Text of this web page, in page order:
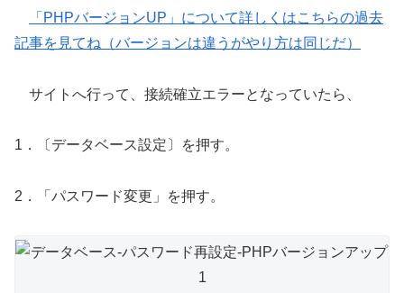
「PHPバージョンUP」について詳しくはこちらの過去
記事を見てね（バージョンは違うがやり方は同じだ）
サイトへ行って、接続確立エラーとなっていたら、
1．〔データベース設定〕を押す。
2．「パスワード変更」を押す。